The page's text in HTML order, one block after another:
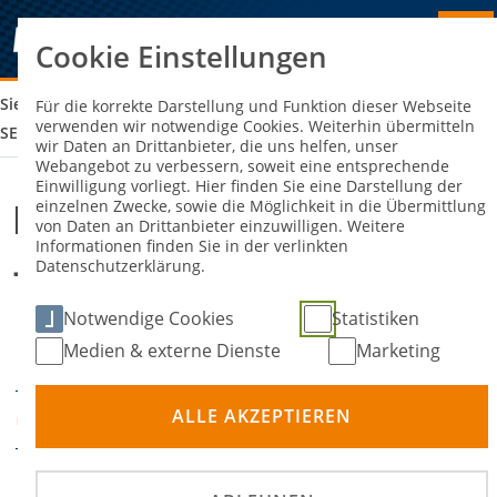
Sie sind hier: IAME EURO SERIES ROUND 3 MINI, JUNIORS &
SENIORS
IAME Euro Series Round 3 Mini,
Juniors & Seniors
DATUM
24. Juni 2026-27. Juni
2026
ORT Wackersdorf
DISZIPLIN Kartsport
Cookie Einstellungen
Für die korrekte Darstellung und Funktion dieser Webseite
verwenden wir notwendige Cookies. Weiterhin übermitteln
wir Daten an Drittanbieter, die uns helfen, unser
Webangebot zu verbessern, soweit eine entsprechende
Einwilligung vorliegt. Hier finden Sie eine Darstellung der
einzelnen Zwecke, sowie die Möglichkeit in die Übermittlung
von Daten an Drittanbieter einzuwilligen. Weitere
Informationen finden Sie in der verlinkten
Datenschutzerklärung.
Notwendige Cookies
Statistiken
Medien & externe Dienste
Marketing
ALLE AKZEPTIEREN